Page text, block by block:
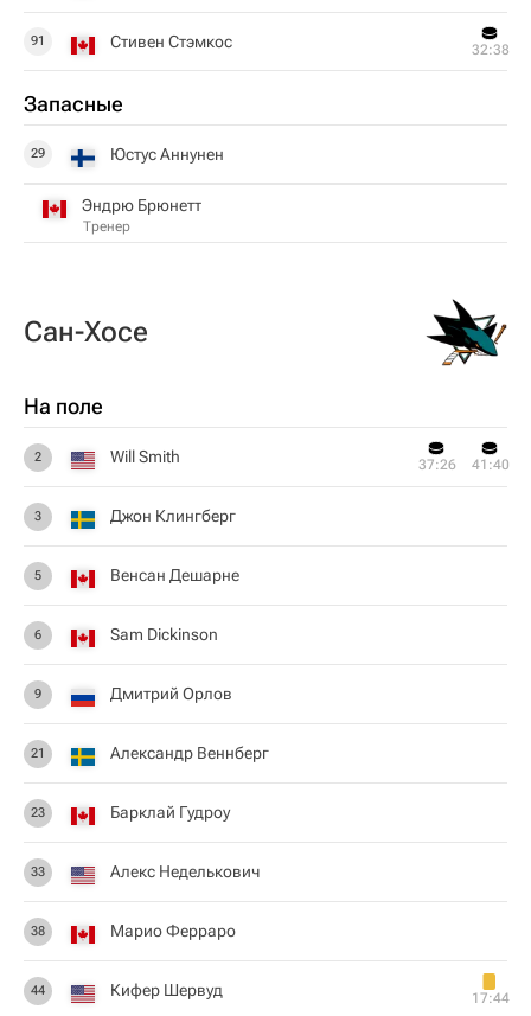
91 Стивен Стэмкос 32:38
Запасные
29 Юстус Аннунен
Эндрю Брюнетт
Тренер
Сан-Хосе
На поле
2 Will Smith 37:26 41:40
3 Джон Клингберг
5 Венсан Дешарне
6 Sam Dickinson
9 Дмитрий Орлов
21 Александр Веннберг
23 Барклай Гудроу
33 Алекс Неделькович
38 Марио Ферраро
44 Кифер Шервуд 17:44